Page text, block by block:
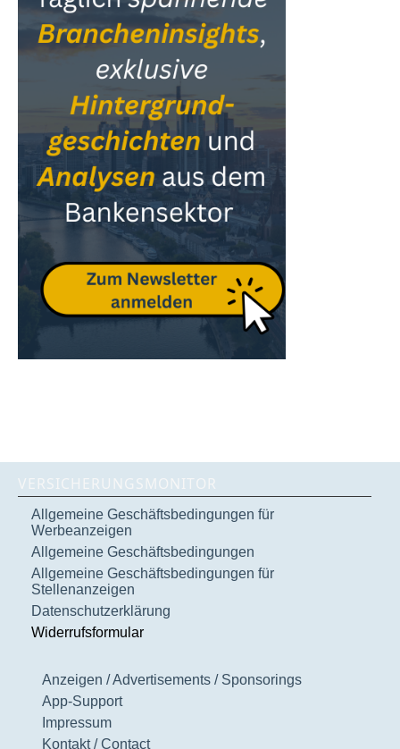
VERSICHERUNGSMONITOR
Allgemeine Geschäftsbedingungen für
Werbeanzeigen
Allgemeine Geschäftsbedingungen
Allgemeine Geschäftsbedingungen für
Stellenanzeigen
Datenschutzerklärung
Widerrufsformular
Anzeigen / Advertisements / Sponsorings
App-Support
Impressum
Kontakt / Contact